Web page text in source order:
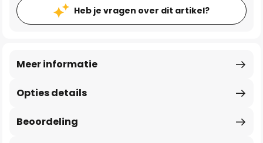
Heb je vragen over dit artikel?
Opties details
Meer informatie
Beoordeling